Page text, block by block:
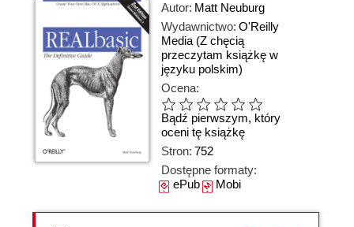
Autor: Matt Neuburg
Wydawnictwo: O'Reilly
Media (Z chęcią
przeczytam książkę w
języku polskim)
Ocena:
Bądź pierwszym, który
oceni tę książkę
Stron: 752
Dostępne formaty:
ePubMobi